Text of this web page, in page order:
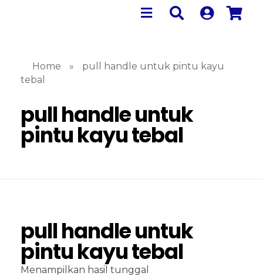
Home »
pull handle untuk pintu kayu
tebal
pull handle untuk
pintu kayu tebal
pull handle untuk
pintu kayu tebal
Menampilkan hasil tunggal